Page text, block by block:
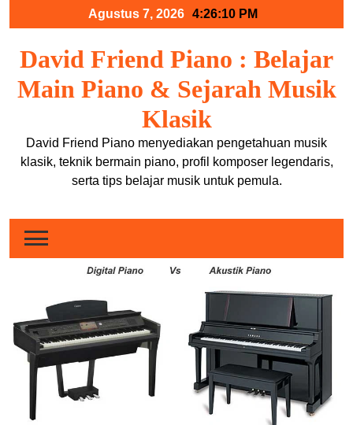
Agustus 7, 2026 4:26:10 PM
David Friend Piano : Belajar
Main Piano & Sejarah Musik
Klasik
David Friend Piano menyediakan pengetahuan musik
klasik, teknik bermain piano, profil komposer legendaris,
serta tips belajar musik untuk pemula.